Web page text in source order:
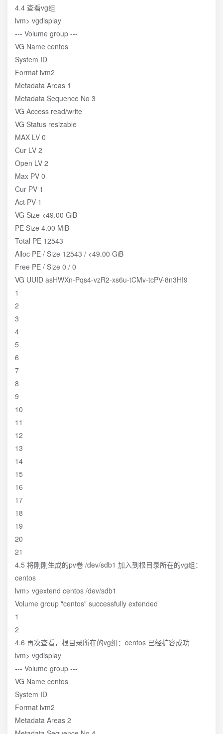
4.4 查看vg组
lvm> vgdisplay
--- Volume group ---
VG Name centos
System ID
Format lvm2
Metadata Areas 1
Metadata Sequence No 3
VG Access read/write
VG Status resizable
MAX LV 0
Cur LV 2
Open LV 2
Max PV 0
Cur PV 1
Act PV 1
VG Size <49.00 GiB
PE Size 4.00 MiB
Total PE 12543
Alloc PE / Size 12543 / <49.00 GiB
Free PE / Size 0 / 0
VG UUID asHWXn-Pqs4-vzR2-xs6u-tCMv-tcPV-8n3HI9
1
2
3
4
5
6
7
8
9
10
11
12
13
14
15
16
17
18
19
20
21
4.5 将刚刚生成的pv卷 /dev/sdb1 加入到根目录所在的vg组：
centos
lvm> vgextend centos /dev/sdb1
Volume group "centos" successfully extended
1
2
4.6 再次查看，根目录所在的vg组：centos 已经扩容成功
lvm> vgdisplay
--- Volume group ---
VG Name centos
System ID
Format lvm2
Metadata Areas 2